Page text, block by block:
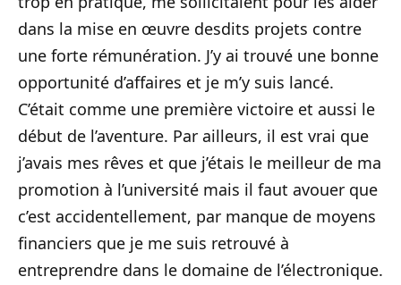
dans la mise en œuvre desdits projets contre
une forte rémunération. J’y ai trouvé une bonne
opportunité d’affaires et je m’y suis lancé.
C’était comme une première victoire et aussi le
début de l’aventure. Par ailleurs, il est vrai que
j’avais mes rêves et que j’étais le meilleur de ma
promotion à l’université mais il faut avouer que
c’est accidentellement, par manque de moyens
financiers que je me suis retrouvé à
entreprendre dans le domaine de l’électronique.